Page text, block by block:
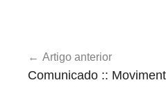
de
Artigo anterior
Comunicado ::